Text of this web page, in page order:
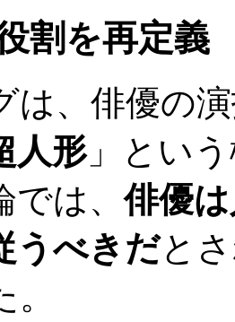
割を再定義
は、俳優の
人形」とい
では、俳優
うべきだと